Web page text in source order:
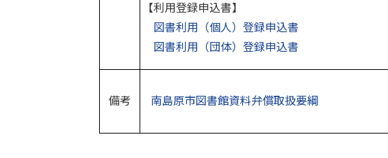
【利用登録申込書】
図書利用（個人）登録申込書
図書利用（団体）登録申込書
備考 南島原市図書館資料弁償取扱要綱